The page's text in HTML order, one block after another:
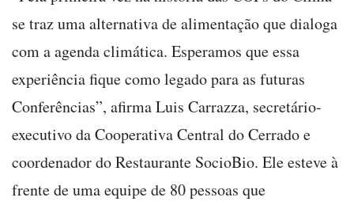
se traz uma alternativa de alimentação que dialoga
com a agenda climática. Esperamos que essa
experiência fique como legado para as futuras
Conferências”, afirma Luis Carrazza, secretário-
executivo da Cooperativa Central do Cerrado e
coordenador do Restaurante SocioBio. Ele esteve à
frente de uma equipe de 80 pessoas que